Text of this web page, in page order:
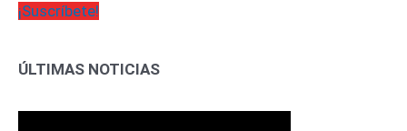
¡Suscríbete!
ÚLTIMAS NOTICIAS